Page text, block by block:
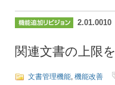
2.01.0010
関連文書の上限
文書管理機能, 機能改善